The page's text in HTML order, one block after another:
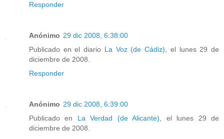
Responder
Anónimo 29 dic 2008, 6:38:00
Publicado en el diario La Voz (de Cádiz) , el lunes 29 de
diciembre de 2008.
Responder
Anónimo 29 dic 2008, 6:39:00
Publicado en La Verdad (de Alicante) , el lunes 29 de
diciembre de 2008.